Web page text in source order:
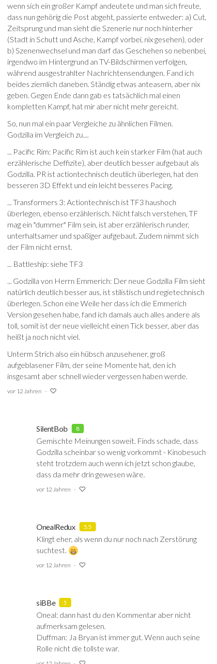
wenn sich ein großer Kampf andeutete und man sich freute,
dass nun gehörig die Post abgeht, passierte entweder: a) Cut,
Zeitsprung und man sieht die Szenerie nur noch hinterher
(Stadt in Schutt und Asche, Kampf vorbei, nix gesehen), oder
b) Szenenwechsel und man darf das Geschehen so nebenbei,
irgendwo im Hintergrund an TV-Bildschirmen verfolgen,
während ausgestrahlter Nachrichtensendungen. Fand ich
beides ziemlich daneben. Ständig etwas anteasern, aber nix
geben. Gegen Ende dann gab es tatsächlich mal einen
kompletten Kampf, hat mir aber nicht mehr gereicht.
So, nun mal ein paar Vergleiche zu ähnlichen Filmen.
Godzilla im Vergleich zu....
... Pacific Rim: Pacific Rim ist auch kein starker Film (hat auch
erzählerische Deffizite), aber deutlich besser aufgebaut als
Godzilla. PR ist actiontechnisch deutlich überlegen, hat den
besseren 3D Effekt und ein leicht besseres Pacing.
... Transformers 3: Actiontechnisch ist TF3 haushoch
überlegen, ebenso erzählerisch. Nicht falsch verstehen, TF
mag ein "dummer" Film sein, ist aber erzählerisch runder,
unterhaltsamer und spaßiger aufgebaut. Zudem nimmt sich
der Film nicht ernst.
... Battleship: siehe TF3
... Godzilla von Herrn Emmerich: Der neue Godzilla Film sieht
natürlich deutlich besser aus, ist stilistisch und regietechnisch
überlegen. Schon eine Weile her dass ich die Emmerich
Version gesehen habe, fand ich damals auch alles andere als
toll, somit ist der neue vielleicht einen Tick besser, aber das
heißt ja noch nicht viel.
Unterm Strich also ein hübsch anzusehener, groß
aufgeblasener Film, der seine Momente hat, den ich
insgesamt aber schnell wieder vergessen haben werde.
vor 12 Jahren
SilentBob 8
Gemischte Meinungen soweit. Finds schade, dass
Godzilla scheinbar so wenig vorkommt - Kinobesuch
steht trotzdem auch wenn ich jetzt schon glaube,
dass da mehr drin gewesen wäre.
vor 12 Jahren
OnealRedux 5.5
Klingt eher, als wenn du nur noch nach Zerstörung
suchtest.
vor 12 Jahren
siBBe 5
Oneal: dann hast du den Kommentar aber nicht
aufmerksam gelesen.
Duffman: Ja Bryan ist immer gut. Wenn auch seine
Rolle nicht die tollste war.